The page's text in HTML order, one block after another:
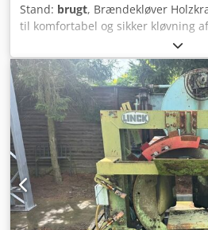
Stand: brugt, Brændekløver
til komfortabel og sikker kløvning
semiprofessionel brug. Den
nemme betjening muliggør
begrænset plads. Ideel til
Tekniske data: - Kløvekraft: 5 ton
Kløvelængde: maks. 520 mm -
mm - Drivmotor: Elektrisk 230 V -